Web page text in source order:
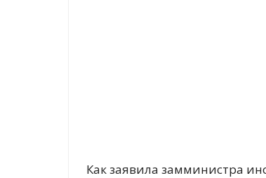
Как заявила замминистра